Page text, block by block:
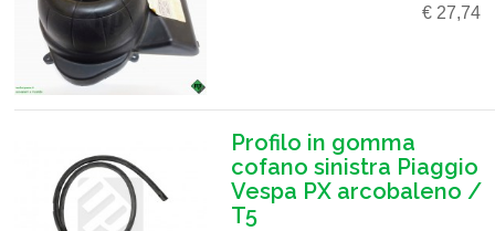
€ 27,74
Profilo in gomma
cofano sinistra Piaggio
Vespa PX arcobaleno /
T5